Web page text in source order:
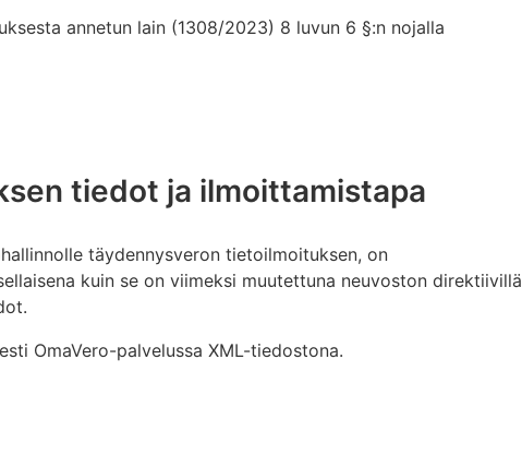
annetun lain (1308/2023) 8 luvun 6 §:n nojalla
tiedot ja ilmoittamistapa
täydennysveron tietoilmoituksen, on
kuin se on viimeksi muutettuna neuvoston direktiivillä
OmaVero-palvelussa XML-tiedostona.